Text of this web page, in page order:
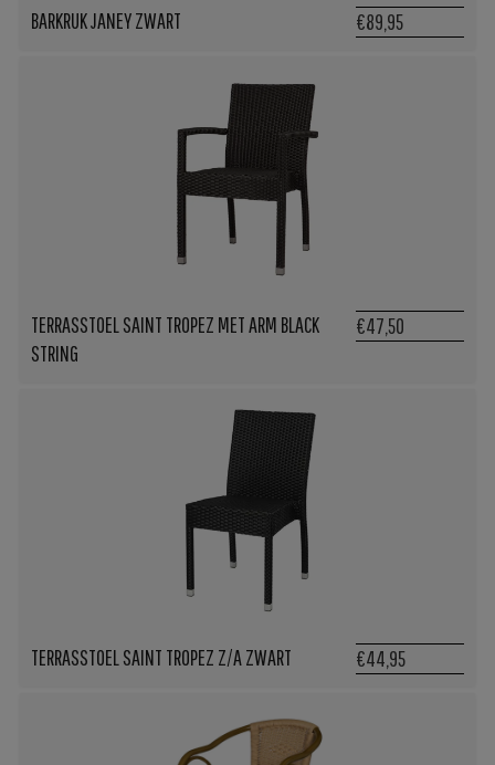
BARKRUK JANEY ZWART €89,95
TERRASSTOEL SAINT TROPEZ MET ARM BLACK
STRING
€47,50
TERRASSTOEL SAINT TROPEZ Z/A ZWART €44,95